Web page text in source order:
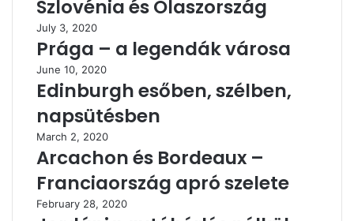
Szlovénia és Olaszország
July 3, 2020
Prága – a legendák városa
June 10, 2020
Edinburgh esőben, szélben,
napsütésben
March 2, 2020
Arcachon és Bordeaux –
Franciaország apró szelete
February 28, 2020